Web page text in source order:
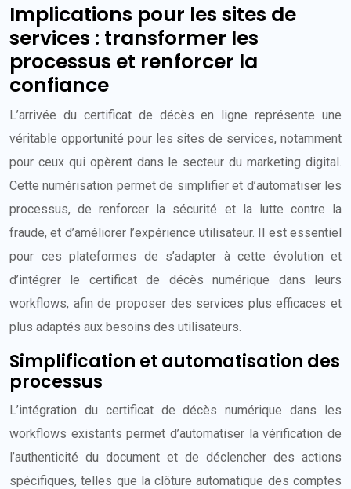
Implications pour les sites de
services : transformer les
processus et renforcer la
confiance
L’arrivée du certificat de décès en ligne représente une
véritable opportunité pour les sites de services, notamment
pour ceux qui opèrent dans le secteur du marketing digital.
Cette numérisation permet de simplifier et d’automatiser les
processus, de renforcer la sécurité et la lutte contre la
fraude, et d’améliorer l’expérience utilisateur. Il est essentiel
pour ces plateformes de s’adapter à cette évolution et
d’intégrer le certificat de décès numérique dans leurs
workflows, afin de proposer des services plus efficaces et
plus adaptés aux besoins des utilisateurs.
Simplification et automatisation des
processus
L’intégration du certificat de décès numérique dans les
workflows existants permet d’automatiser la vérification de
l’authenticité du document et de déclencher des actions
spécifiques, telles que la clôture automatique des comptes